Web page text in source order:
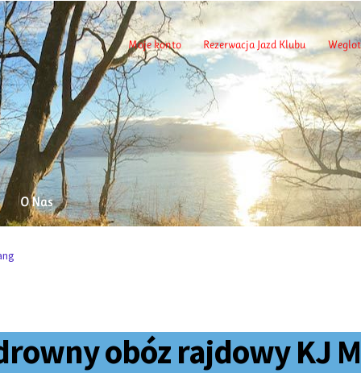
Moje konto Rezerwacja Jazd Klubu
O Nas
obóz rajdowy KJ